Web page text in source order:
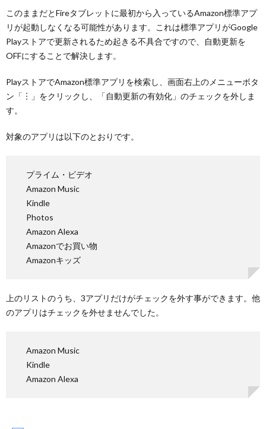
このままだとFireタブレットに最初から入っているAmazon標準アプ
リが起動しなくなる可能性があります。これは標準アプリがGoogle
Playストアで更新されるため起きる不具合ですので、自動更新を
OFFにすることで解決します。
PlayストアでAmazon標準アプリを検索し、画面右上のメニューボタ
ン「︙」をクリックし、「自動更新の有効化」のチェックを外しま
す。
対象のアプリは以下のとおりです。
プライム・ビデオ
Amazon Music
Kindle
Photos
Amazon Alexa
Amazonでお買い物
Amazonキッズ
上のリストのうち、3アプリだけがチェックを外す事ができます。他
のアプリはチェックを外せませんでした。
Amazon Music
Kindle
Amazon Alexa